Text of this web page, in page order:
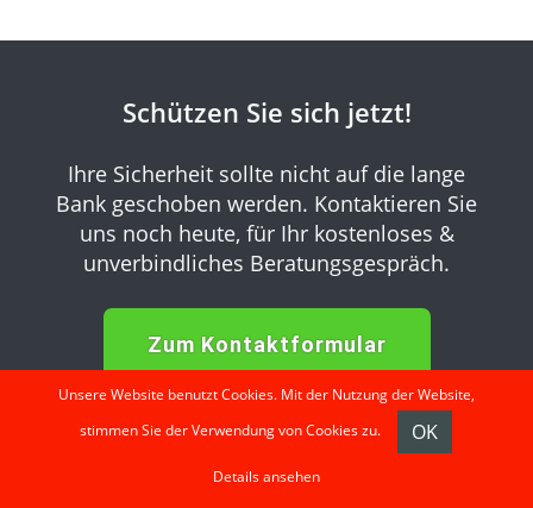
Schützen Sie sich jetzt!
Ihre Sicherheit sollte nicht auf die lange
Bank geschoben werden. Kontaktieren Sie
uns noch heute, für Ihr kostenloses &
unverbindliches Beratungsgespräch.
Zum Kontaktformular
Unsere Website benutzt Cookies. Mit der Nutzung der Website,
stimmen Sie der Verwendung von Cookies zu.
OK
Details ansehen